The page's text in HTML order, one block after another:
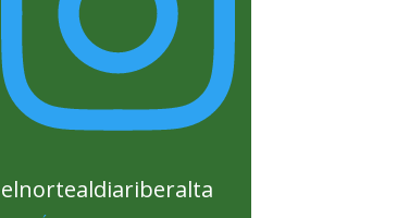
elnortealdiariberalta